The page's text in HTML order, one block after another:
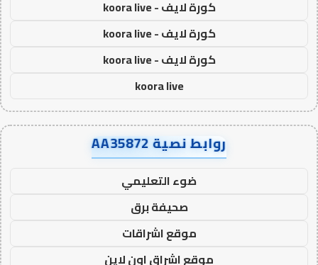
كورة لايف - koora live
كورة لايف - koora live
كورة لايف - koora live
koora live
روابط نصية AA35872
ضوء التعليمي
صحيفة برق
موقع اشراقات
موقع اشراق اون لاين